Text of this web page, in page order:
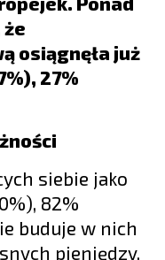
osiągnęła już
27%
siebie jako
82%
buduje w nich
pieniędzy,